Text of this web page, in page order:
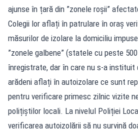
ajunse în țară din ”zonele roșii”
Colegii lor aflați în patrulare în oraș
măsurilor de izolare la domiciliu
”zonele galbene” (statele cu peste
înregistrate, dar în care nu s-a
arădeni aflați în autoizolare ce sunt
pentru verificare primesc zilnic vizite
polițiștilor locali. La nivelul Poliției
verificarea autoizolării să nu survină